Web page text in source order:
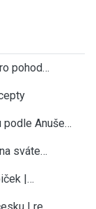
pohod…
podle Anuše…
sváte…
|…